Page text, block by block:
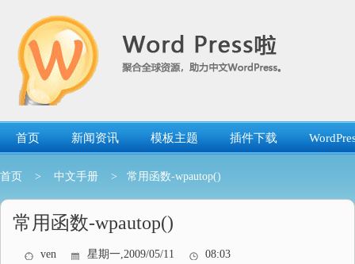
首页 新闻资讯 模板主题 插件下载
首页 > 中文手册 > 常用函数-wpautop()
常用函数-wpautop()
ven 星期一,2009/05/11 08:03